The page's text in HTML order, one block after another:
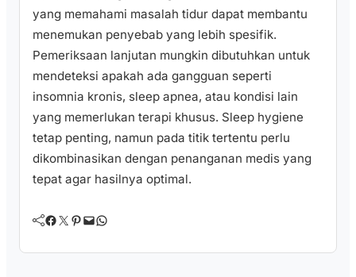
yang memahami masalah tidur dapat membantu
menemukan penyebab yang lebih spesifik.
Pemeriksaan lanjutan mungkin dibutuhkan untuk
mendeteksi apakah ada gangguan seperti
insomnia kronis, sleep apnea, atau kondisi lain
yang memerlukan terapi khusus. Sleep hygiene
tetap penting, namun pada titik tertentu perlu
dikombinasikan dengan penanganan medis yang
tepat agar hasilnya optimal.
Facebook Twitter Pinterest Mail WhatsApp